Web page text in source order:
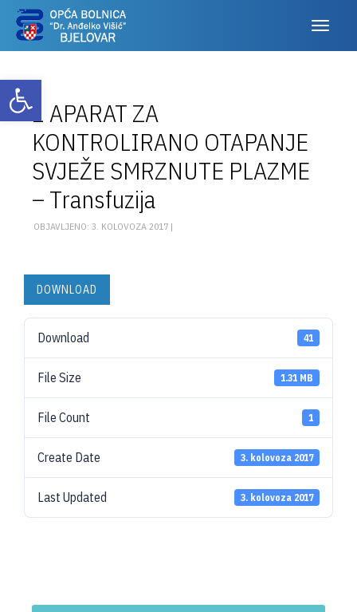
Otvori alatnu traku
1 APARAT ZA
KONTROLIRANO OTAPANJE
SVJEŽE SMRZNUTE PLAZME
– Transfuzija
OBJAVLJENO: 3. KOLOVOZA 2017 |
DOWNLOAD
Download 41
File Size 1.31 MB
File Count 1
Create Date 3. kolovoza 2017
Last Updated 3. kolovoza 2017